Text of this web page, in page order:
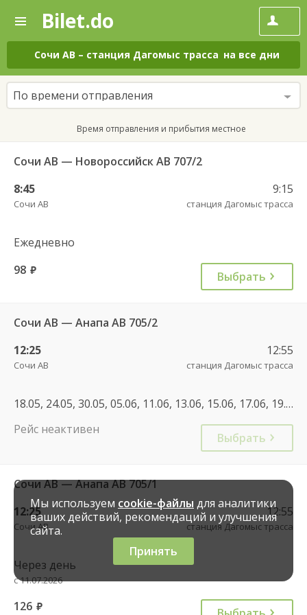
—
Поиск
и
покупка
билетов
на
автобус
онлайн
Bilet.do
Сочи АВ – станция Дагомыс трасса на все дни
По времени отправления
Время отправления и прибытия местное
Сочи АВ — Новороссийск АВ 707/2
8:45
Сочи АВ
9:15
станция Дагомыс трасса
Ежедневно
98 руб. Выбрать
Сочи АВ — Анапа АВ 705/2
12:25
Сочи АВ
12:55
станция Дагомыс трасса
18.05, 24.05, 30.05, 05.06, 11.06, 13.06, 15.06, 17.06, 19.06, 21.06, 23.06, 25.06, 27.06, 29.06, 01.07, 03.07, 05.07, 07.07, 09.07, 11.07, 13.07, 15.07, 17.07, 19.07, 21.07, 23.07, 25.07, 27.07, 29.07
Рейс неактивен
Выбрать
Сочи АВ — Анапа АВ 705/1
12:25
Сочи АВ
12:55
станция Дагомыс трасса
Через день
с 11.07.2026
126 руб.
Мы используем cookie-файлы для аналитики
ваших действий, рекомендаций и улучшения
сайта.
Принять